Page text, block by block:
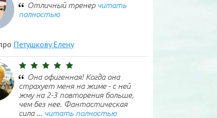
Отличный тренер читать
полностью
Петушкову Елену
Она офигенная! Когда она
страхует меня на жиме - с ней
жму на 2-3 повторения больше,
чем без нее. Фантастическая
сила ... читать полностью